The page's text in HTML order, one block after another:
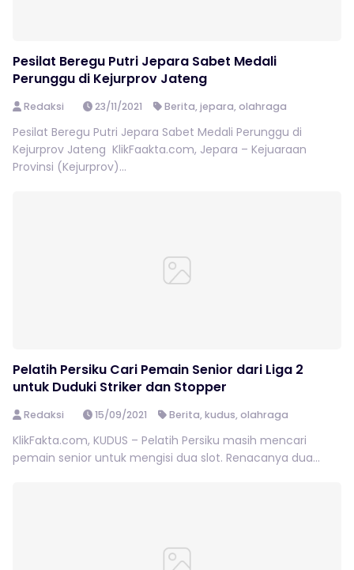
Pesilat Beregu Putri Jepara Sabet Medali
Perunggu di Kejurprov Jateng
Redaksi 23/11/2021 Berita,jepara,olahraga
Pesilat Beregu Putri Jepara Sabet Medali Perunggu di
Kejurprov Jateng KlikFaakta.com, Jepara – Kejuaraan
Provinsi (Kejurprov)...
Pelatih Persiku Cari Pemain Senior dari Liga 2
untuk Duduki Striker dan Stopper
Redaksi 15/09/2021 Berita,kudus,olahraga
KlikFakta.com, KUDUS – Pelatih Persiku masih mencari
pemain senior untuk mengisi dua slot. Renacanya dua...